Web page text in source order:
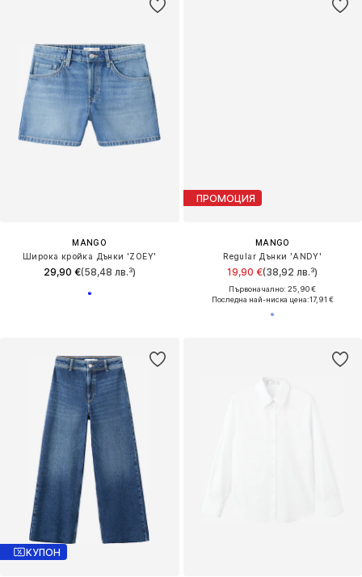
MANGO
Широка кройка Дънки 'ZOEY'
29,90 €(58,48 лв.³)
ПРОМОЦИЯ
MANGO
Regular Дънки 'ANDY'
19,90 €(38,92 лв.³)
Първоначално: 25,90 €
Последна най-ниска цена:17,91 €
КУПОН